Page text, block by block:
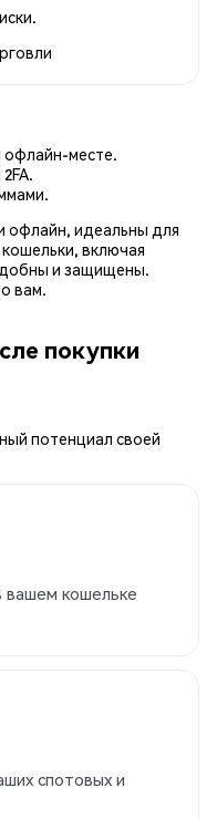
месте.
идеальны для
включая
и защищены.
вам.
покупки
потенциал своей
вашем кошельке
спотовых и